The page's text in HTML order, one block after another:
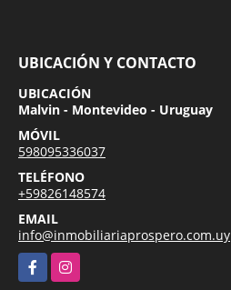
UBICACIÓN Y CONTACTO
UBICACIÓN
Malvin - Montevideo - Uruguay
MÓVIL
598095336037
TELÉFONO
+59826148574
EMAIL
info@inmobiliariaprospero.com.uy
FacebookInstagram